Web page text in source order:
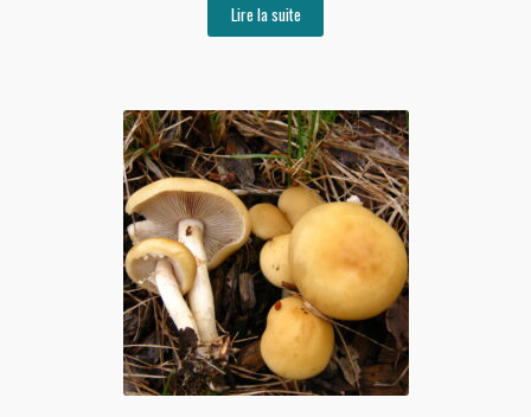
Lire la suite